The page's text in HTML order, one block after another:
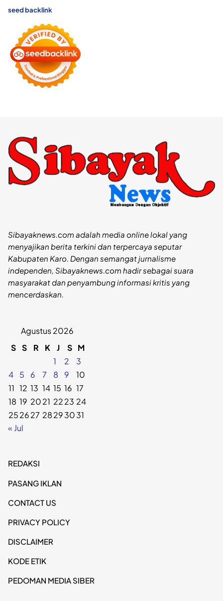
seed backlink
Sibayaknews.com adalah media online lokal yang
menyajikan berita terkini dan terpercaya seputar
Kabupaten Karo. Dengan semangat jurnalisme
independen, Sibayaknews.com hadir sebagai suara
masyarakat dan penyambung informasi kritis yang
mencerdaskan.
Agustus 2026
S S R K J S M
1
2
3
4
5 6 7 8 9
10
11 12 13 14 15 16 17
18 19 2021 2223 24
252627 28293031
« Jul
REDAKSI
PASANG IKLAN
CONTACT US
PRIVACY POLICY
DISCLAIMER
KODE ETIK
PEDOMAN MEDIA SIBER